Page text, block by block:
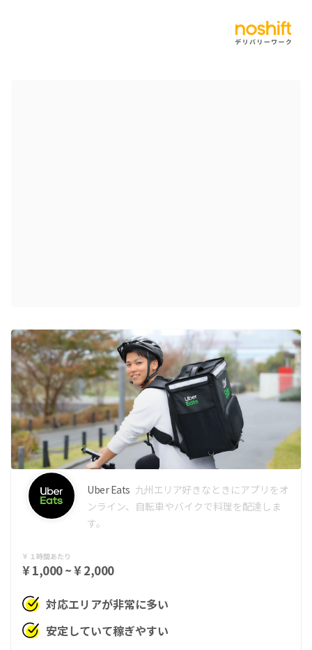
Uber Eats 九州エリア好きなときにアプリをオ
ンライン、自転車やバイクで料理を配達しま
す。
１時間あたり
¥ 1,000 ~ ¥ 2,000
対応エリアが非常に多い
安定していて稼ぎやすい